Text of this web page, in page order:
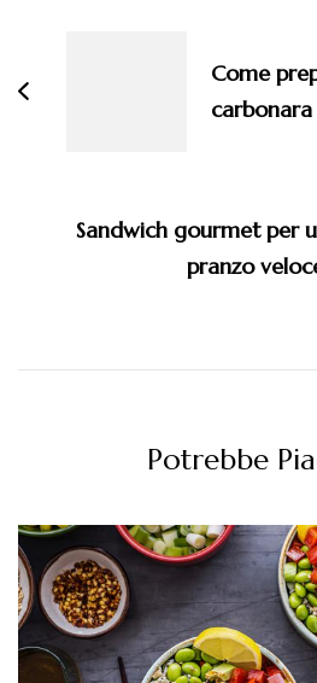
Come
Sandwich gourmet per
pranzo
Potrebbe